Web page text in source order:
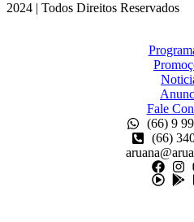
2024 | Todos Direitos Reservados
Fale
(66) 9
(66)